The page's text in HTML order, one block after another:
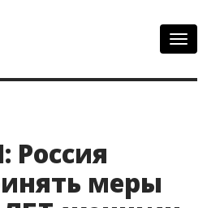
меры